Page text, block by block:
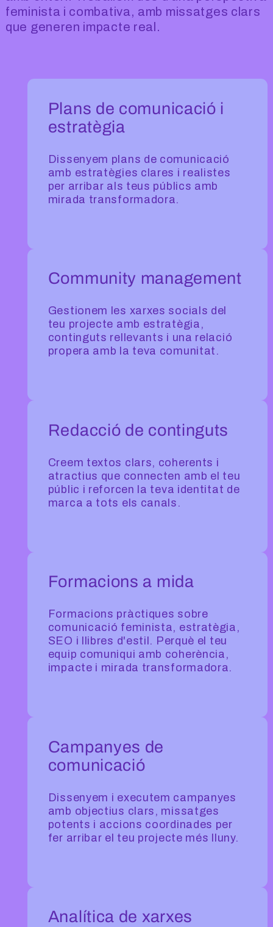
feminista i combativa, amb missatges clars
que generen impacte real.
Plans de comunicació i
estratègia
Dissenyem plans de comunicació
amb estratègies clares i realistes
per arribar als teus públics amb
mirada transformadora.
Community management
Gestionem les xarxes socials del
teu projecte amb estratègia,
continguts rellevants i una relació
propera amb la teva comunitat.
Redacció de continguts
Creem textos clars, coherents i
atractius que connecten amb el teu
públic i reforcen la teva identitat de
marca a tots els canals.
Formacions a mida
Formacions pràctiques sobre
comunicació feminista, estratègia,
SEO i llibres d'estil. Perquè el teu
equip comuniqui amb coherència,
impacte i mirada transformadora.
Campanyes de
comunicació
Dissenyem i executem campanyes
amb objectius clars, missatges
potents i accions coordinades per
fer arribar el teu projecte més lluny.
Analítica de xarxes